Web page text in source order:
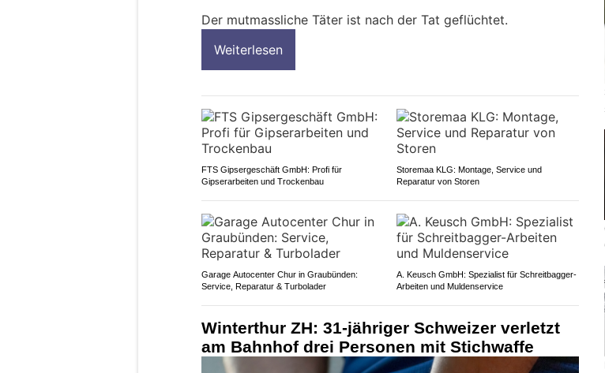
Der mutmassliche Täter ist nach der Tat geflüchtet.
Weiterlesen
FTS Gipsergeschäft GmbH: Profi für
Gipserarbeiten und Trockenbau
Storemaa KLG: Montage, Service und
Reparatur von Storen
Garage Autocenter Chur in Graubünden:
Service, Reparatur & Turbolader
A. Keusch GmbH: Spezialist für Schreitbagger-
Arbeiten und Muldenservice
Winterthur ZH: 31-jähriger Schweizer verletzt
am Bahnhof drei Personen mit Stichwaffe